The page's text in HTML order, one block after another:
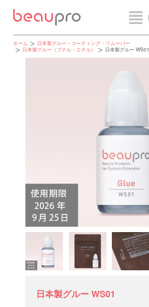
ホーム
日本製グルー・コーティング・リムーバー
日本製グルー（ブチル・エチル）
日本製グルー WS01
日本製グルー WS01